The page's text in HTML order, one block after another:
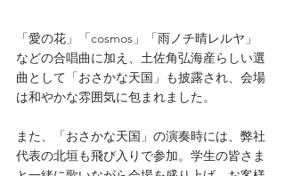
「愛の花」「cosmos」「雨ノチ晴レルヤ」
などの合唱曲に加え、土佐角弘海産らしい選
曲として「おさかな天国」も披露され、会場
は和やかな雰囲気に包まれました。
また、「おさかな天国」の演奏時には、弊社
代表の北垣も飛び入りで参加。学生の皆さま